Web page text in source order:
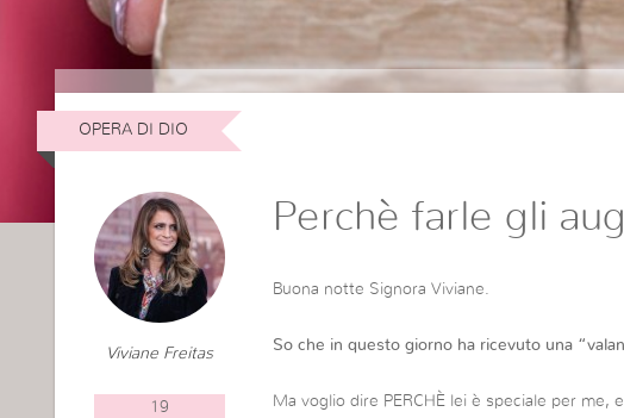
OPERA DI DIO
Viviane Freitas
19
Perchè farle gli
Buona notte Signora Viviane.
So che in questo giorno ha ricevuto una
Ma voglio dire PERCHÈ lei è speciale per